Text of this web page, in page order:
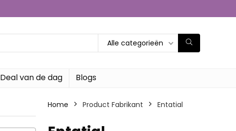
Alle categorieën
Deal van de dag Blogs
Home Product Fabrikant ‎Entatial